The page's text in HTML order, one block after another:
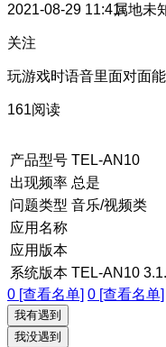
2021-08-29 11:41属地未
关注
玩游戏时语音里面对面
161阅读
产品型号 TEL-AN10
出现频率 总是
问题类型 音乐/视频类
应用名称
应用版本
系统版本 TEL-AN10
0 [查看名单] 0 [查看名单]
我有遇到
我没遇到